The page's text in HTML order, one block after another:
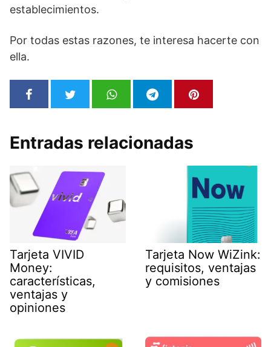
establecimientos.
Por todas estas razones, te interesa hacerte con
ella.
Entradas relacionadas
Tarjeta VIVID
Money:
características,
ventajas y
opiniones
Tarjeta Now WiZink:
requisitos, ventajas
y comisiones